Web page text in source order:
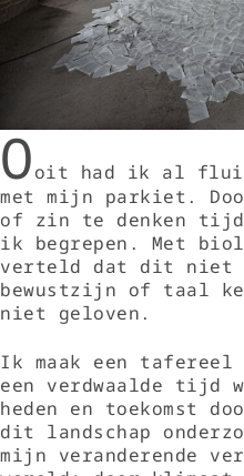
Ooit had ik al
met mijn parkiet.
of zin te denken
ik begrepen. Met
verteld dat dit niet
bewustzijn of taal
niet geloven.
Ik maak een tafereel
een verdwaalde tijd
heden en toekomst
dit landschap
mijn veranderende